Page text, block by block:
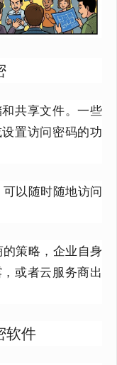
共享文件。一些
置访问密码的功
以随时随地访问
策略，企业自身
或者云服务商出
软件